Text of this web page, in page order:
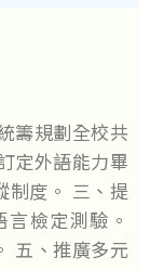
籌規劃全校共
定外語能力畢
制度。 三、提
檢定測驗。
五、推廣多元